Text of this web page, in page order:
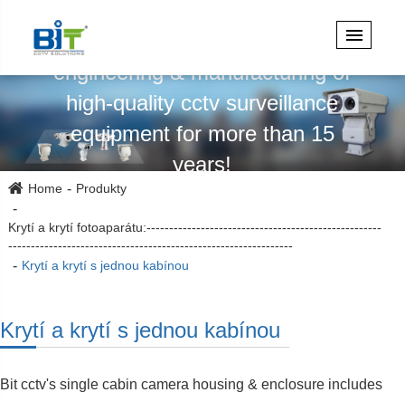
Specializuje se na design,
engineering & manufacturing of
high-quality cctv surveillance
equipment for more than 15
years!
Home Produkty
Krytí a krytí fotoaparátu:----------------------------------------------------
---------------------------------------------------------------
Krytí a krytí s jednou kabínou
Krytí a krytí s jednou kabínou
Bit cctv's single cabin camera housing & enclosure includes